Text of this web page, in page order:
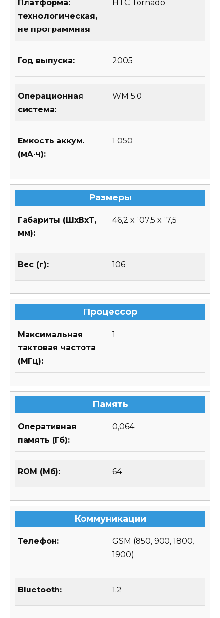
Платформа:
технологическая,
не программная
HTC Tornado
Год выпуска: 2005
Операционная
система:
WM 5.0
Емкость аккум.
(мА·ч):
1 050
Размеры
Габариты (ШхВхТ,
мм):
46,2 x 107,5 x 17,5
Вес (г): 106
Процессор
Максимальная
тактовая частота
(МГц):
1
Память
Оперативная
память (Гб):
0,064
ROM (Мб): 64
Коммуникации
Телефон:
GSM (850, 900, 1800,
1900)
Bluetooth: 1.2